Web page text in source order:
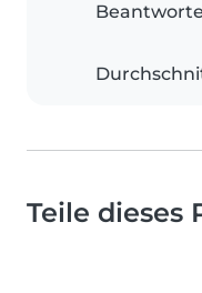
Teile dieses